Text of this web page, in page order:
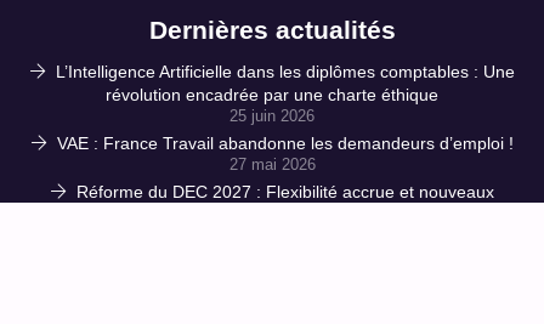
Dernières actualités
L’Intelligence Artificielle dans les diplômes comptables : Une
révolution encadrée par une charte éthique
25 juin 2026
VAE : France Travail abandonne les demandeurs d’emploi !
27 mai 2026
Réforme du DEC 2027 : Flexibilité accrue et nouveaux